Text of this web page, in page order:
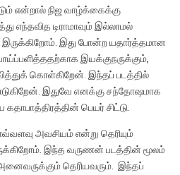
என்றால் நிஜ வாழ்க்கைக்கு
டிராமாவும் இல்லாமல்
இருக்கிறோம். இது போன்ற யதார்த்தமான
இயக்குநருக்கும்,
கொள்கிறேன். இந்தப் படத்தில்
இதுவே எனக்கு சந்தோஷமாக
பெயர் சிட்டு.
அவசியம் என்று தெரியும்
இந்த வருணன் படத்தின் மூலம்
தெரியவரும். இந்தப்